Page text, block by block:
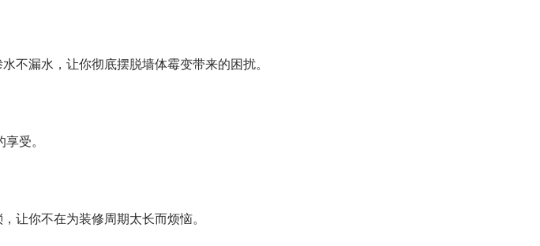
不漏水，让你彻底摆脱墙体霉变带来的困扰。
受。
让你不在为装修周期太长而烦恼。